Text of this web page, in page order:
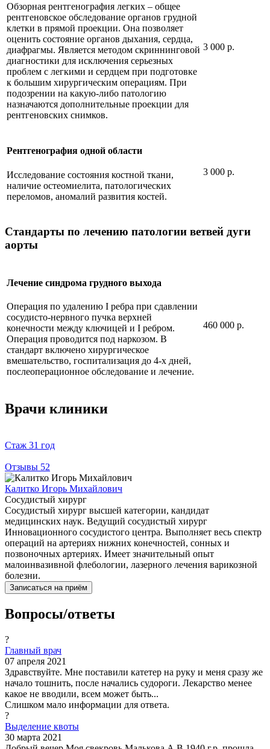
Обзорная рентгенография легких – общее
рентгеновское обследование органов грудной
клетки в прямой проекции. Она позволяет
оценить состояние органов дыхания, сердца,
диафрагмы. Является методом скриннинговой
диагностики для исключения серьезных
проблем с легкими и сердцем при подготовке
к большим хирургическим операциям. При
подозрении на какую-либо патологию
назначаются дополнительные проекции для
рентгеновских снимков.
3 000 р.
Рентгенография одной области
Исследование состояния костной ткани,
наличие остеомиелита, патологических
переломов, аномалий развития костей.
3 000 р.
Стандарты по лечению патологии ветвей дуги
аорты
Лечение синдрома грудного выхода
Операция по удалению I ребра при сдавлении
сосудисто-нервного пучка верхней
конечности между ключицей и I ребром.
Операция проводится под наркозом. В
стандарт включено хирургическое
вмешательство, госпитализация до 4-х дней,
послеоперационное обследование и лечение.
460 000 р.
Врачи клиники
Стаж 31 год
Отзывы 52
Калитко Игорь Михайлович
Сосудистый хирург
Сосудистый хирург высшей категории, кандидат
медицинских наук. Ведущий сосудистый хирург
Инновационного сосудистого центра. Выполняет весь спектр
операций на артериях нижних конечностей, сонных и
позвоночных артериях. Имеет значительный опыт
малоинвазивной флебологии, лазерного лечения варикозной
болезни.
Записаться на приём
Вопросы/ответы
?
Главный врач
07 апреля 2021
Здравствуйте. Мне поставили катетер на руку и меня сразу же
начало тошнить, после начались судороги. Лекарство менее
какое не вводили, всем может быть...
Слишком мало информации для ответа.
?
Выделение квоты
30 марта 2021